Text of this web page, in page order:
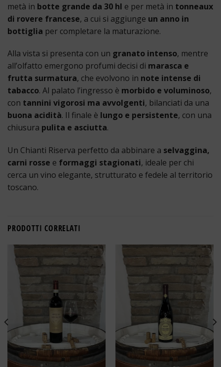
metà in botte grande da 30 hl e per metà in tonneaux
di rovere francese, a cui si aggiunge un anno in
bottiglia per completare la maturazione.
Alla vista si presenta con un granato intenso, mentre
all’olfatto emergono profumi decisi di marasca e
frutta surmatura, che evolvono in note intense di
tabacco. Al palato l’ingresso è morbido e voluminoso,
con tannini vigorosi ma avvolgenti, bilanciati da una
buona acidità. Il finale è lungo e persistente, con una
chiusura pulita e asciutta.
Un Chianti Riserva perfetto da abbinare a selvaggina,
carni rosse e formaggi stagionati, ideale per chi
cerca un vino elegante, strutturato e fedele al territorio
toscano.
PRODOTTI CORRELATI